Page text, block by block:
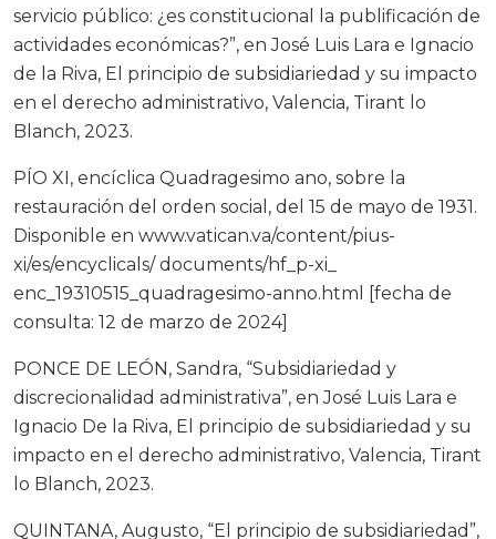
servicio público: ¿es constitucional la publificación de
actividades económicas?”, en José Luis Lara e Ignacio
de la Riva, El principio de subsidiariedad y su impacto
en el derecho administrativo, Valencia, Tirant lo
Blanch, 2023.
PÍO XI, encíclica Quadragesimo ano, sobre la
restauración del orden social, del 15 de mayo de 1931.
Disponible en www.vatican.va/content/pius-
xi/es/encyclicals/ documents/hf_p-xi_
enc_19310515_quadragesimo-anno.html [fecha de
consulta: 12 de marzo de 2024]
PONCE DE LEÓN, Sandra, “Subsidiariedad y
discrecionalidad administrativa”, en José Luis Lara e
Ignacio De la Riva, El principio de subsidiariedad y su
impacto en el derecho administrativo, Valencia, Tirant
lo Blanch, 2023.
QUINTANA, Augusto, “El principio de subsidiariedad”,